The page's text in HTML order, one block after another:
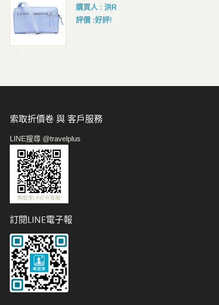
購買人 : 洪R
評價 :好評!
索取折價卷 與 客戶服務
LINE搜尋 @travelplus
訂閱LINE電子報